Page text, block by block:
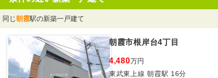
同じ朝霞駅の新築一戸建て
朝霞市根岸台4丁目
4,480万円
東武東上線 朝霞駅 16分